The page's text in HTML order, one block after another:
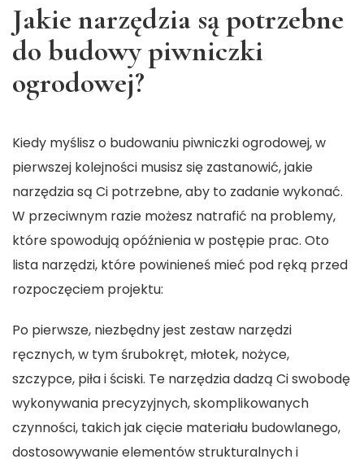
Jakie narzędzia są potrzebne
do budowy piwniczki
ogrodowej?
Kiedy myślisz o budowaniu piwniczki ogrodowej, w
pierwszej kolejności musisz się zastanowić, jakie
narzędzia są Ci potrzebne, aby to zadanie wykonać.
W przeciwnym razie możesz natrafić na problemy,
które spowodują opóźnienia w postępie prac. Oto
lista narzędzi, które powinieneś mieć pod ręką przed
rozpoczęciem projektu:
Po pierwsze, niezbędny jest zestaw narzędzi
ręcznych, w tym śrubokręt, młotek, nożyce,
szczypce, piła i ściski. Te narzędzia dadzą Ci swobodę
wykonywania precyzyjnych, skomplikowanych
czynności, takich jak cięcie materiału budowlanego,
dostosowywanie elementów strukturalnych i